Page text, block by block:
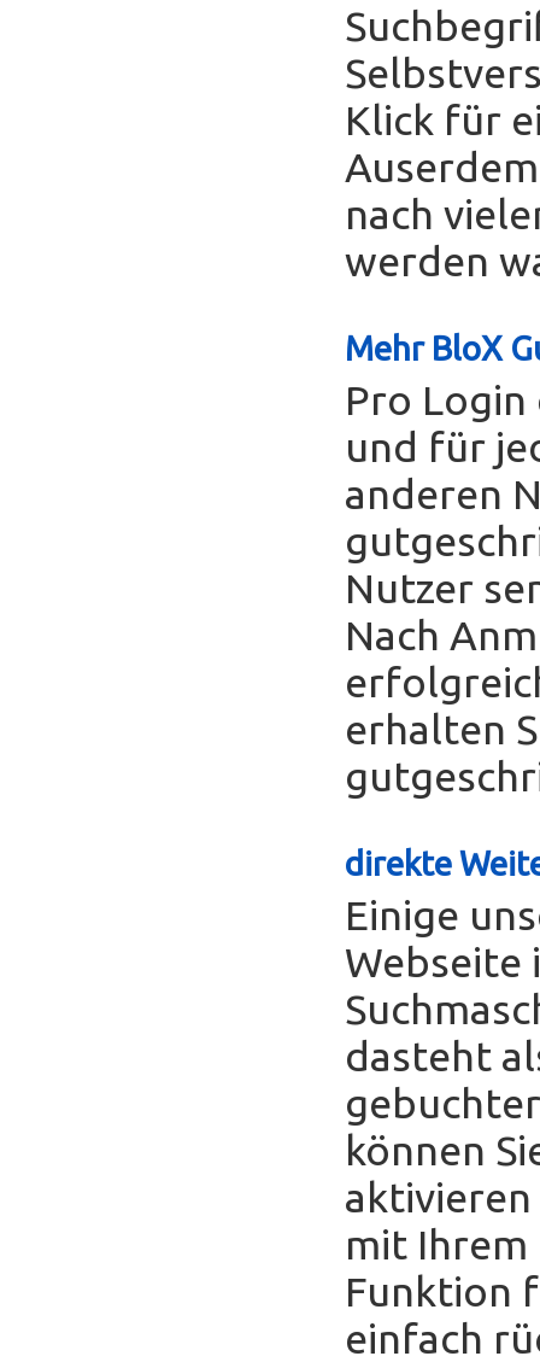
Klick für
nach
werden
Mehr BloX
Pro Login
und für
anderen
Nutzer
Nach
erhalten
direkte
Einige
Webseite
dasteht
können
aktivieren
mit Ihrem
Funktion
einfach